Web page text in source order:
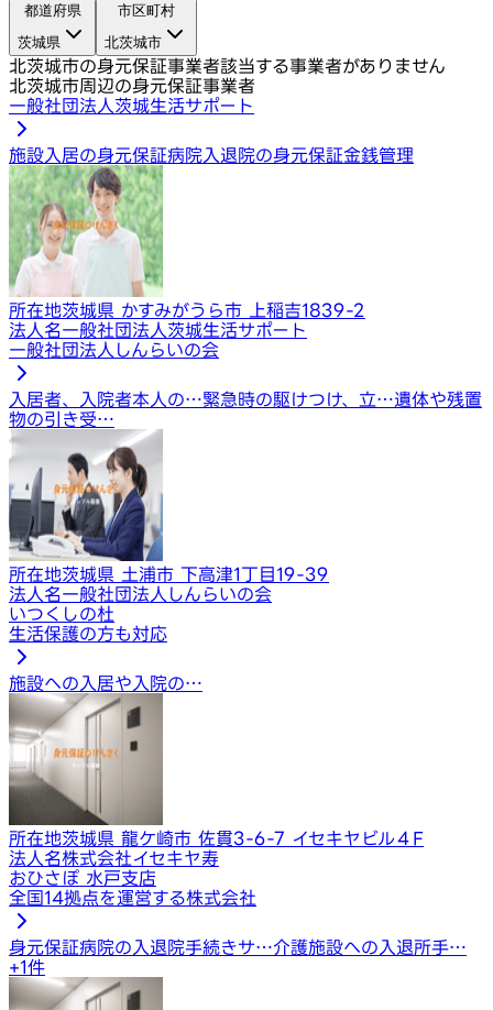
都道府県
茨城県
市区町村
北茨城市
北茨城市の身元保証事業者該当する事業者がありません
北茨城市周辺の身元保証事業者
一般社団法人茨城生活サポート
施設入居の身元保証病院入退院の身元保証金銭管理
所在地茨城県 かすみがうら市 上稲吉1839-2
法人名一般社団法人茨城生活サポート
一般社団法人しんらいの会
入居者、入院者本人の…緊急時の駆けつけ、立…遺体や残置
物の引き受…
所在地茨城県 土浦市 下高津1丁目19-39
法人名一般社団法人しんらいの会
いつくしの杜
生活保護の方も対応
施設への入居や入院の…
所在地茨城県 龍ケ崎市 佐貫3-6-7 イセキヤビル４F
法人名株式会社イセキヤ寿
おひさぽ 水戸支店
全国14拠点を運営する株式会社
身元保証病院の入退院手続きサ…介護施設への入退所手…
+1件